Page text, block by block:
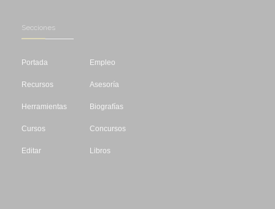
Secciones
Portada
Recursos
Herramientas
Cursos
Editar
Empleo
Asesoría
Biografías
Concursos
Libros